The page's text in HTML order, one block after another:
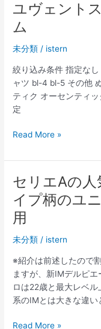
ス
ユ
フ
ォ
ー
ム
2023-
–
ベ
ト
ス
ユ
ニ
フ
ー
ム
激
安
ユヴェント
ム
未分類 / istern
絞り込み条件 指定な
ャツ bl-4 bl-5 その他
ティク オーセンティ
定
ユ
ェ
ト
ス
2023-
22
ユ
フ
ォ
ー
ム
Read More »
セリエAの
イプ柄のユ
用
未分類 / istern
※紹介は前述したので
ますが、新IMデルピ
ロは22歳と最大レベ
系のIMとは大きな違い
セ
Read More »